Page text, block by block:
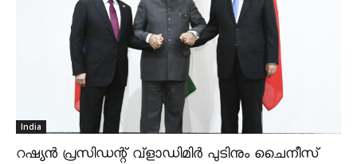
India
റഷ്യൻ പ്രസിഡന്റ് വ്‌ളാഡിമിർ പുടിനും ചൈനീസ്